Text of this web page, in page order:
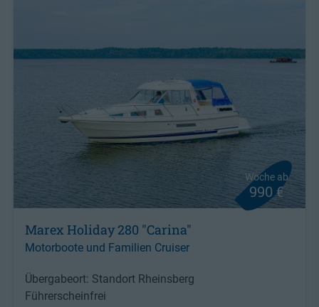
Marex Holiday 280 "Carina"
Motorboote und Familien Cruiser
Übergabeort: Standort Rheinsberg
Führerscheinfrei
Woche ab
990 €